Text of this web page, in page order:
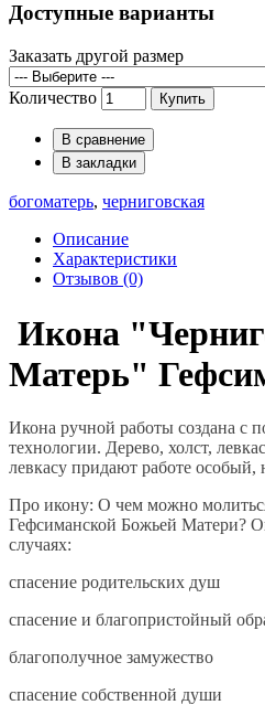
Доступные варианты
Заказать другой размер
Количество Купить
В сравнение
В закладки
богоматерь, черниговская
Описание
Характеристики
Отзывов (0)
Икона
Матерь"
Икона ручной работы создана с
технологии. Дерево, холст,
левкасу придают работе
Про икону: О чем можно
Гефсиманской Божьей Матери?
случаях:
спасение родительских душ
спасение и благопристойный
благополучное замужество
спасение собственной души